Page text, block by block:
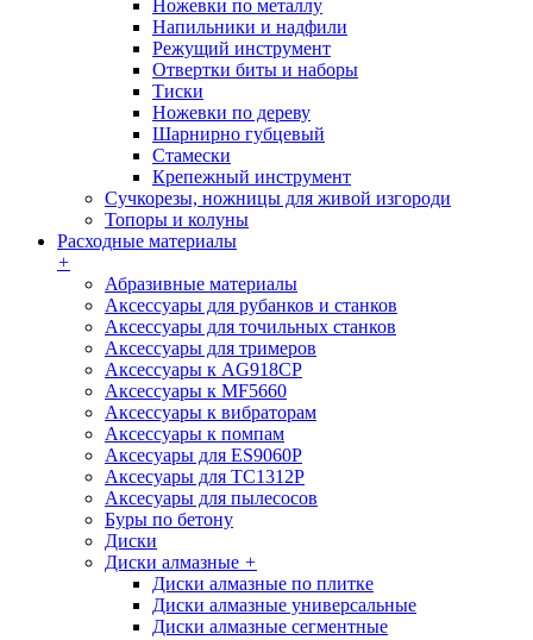
Ножевки по металлу
Напильники и надфили
Режущий инструмент
Отвертки биты и наборы
Тиски
Ножевки по дереву
Шарнирно губцевый
Стамески
Крепежный инструмент
Сучкорезы, ножницы для живой изгороди
Топоры и колуны
Расходные материалы
+
Абразивные материалы
Аксессуары для рубанков и станков
Аксессуары для точильных станков
Аксессуары для тримеров
Аксессуары к AG918CP
Аксессуары к MF5660
Аксессуары к вибраторам
Аксессуары к помпам
Аксесуары для ES9060P
Аксесуары для TC1312P
Аксесуары для пылесосов
Буры по бетону
Диски
Диски алмазные +
Диски алмазные по плитке
Диски алмазные универсальные
Диски алмазные сегментные